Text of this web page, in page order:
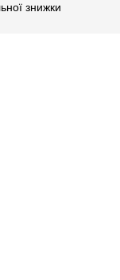
знижки